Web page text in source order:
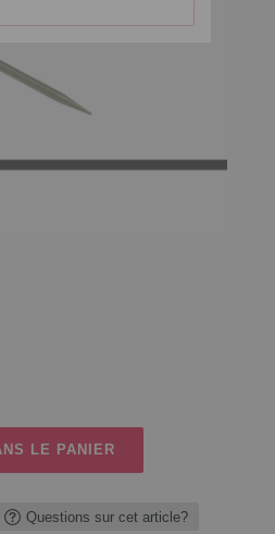
LE PANIER
Questions sur cet article?